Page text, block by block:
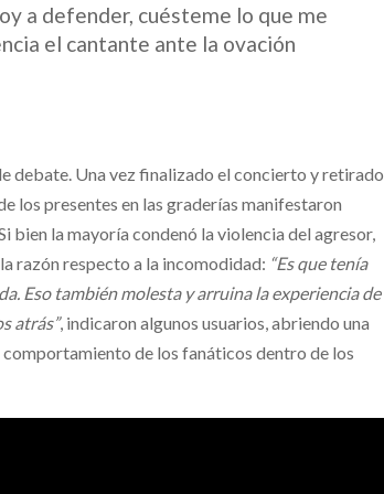
a defender, cuésteme lo que me
el cantante ante la ovación
debate. Una vez finalizado el concierto y retirado
los presentes en las graderías manifestaron
bien la mayoría condenó la violencia del agresor,
razón respecto a la incomodidad: “Es que tenía
Eso también molesta y arruina la experiencia de
atrás”, indicaron algunos usuarios, abriendo una
de los fanáticos dentro de los